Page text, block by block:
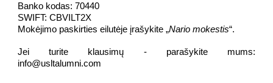
Banko kodas: 70440
SWIFT: CBVILT2X
Mokėjimo paskirties eilutėje įrašykite „Nario mokestis“.
Jei turite klausimų - parašykite mums:
info@usltalumni.com